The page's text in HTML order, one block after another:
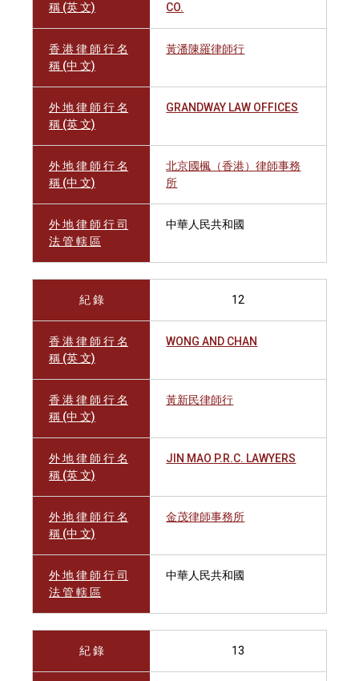
稱 (英 文)
CO.
香 港 律 師 行 名
稱 (中 文)
黃潘陳羅律師行
外 地 律 師 行 名
稱 (英 文)
GRANDWAY LAW OFFICES
外 地 律 師 行 名
稱 (中 文)
北京國楓（香港）律師事務
所
外 地 律 師 行 司
法 管 轄 區
中華人民共和國
紀 錄 12
香 港 律 師 行 名
稱 (英 文)
WONG AND CHAN
香 港 律 師 行 名
稱 (中 文)
黃新民律師行
外 地 律 師 行 名
稱 (英 文)
JIN MAO P.R.C. LAWYERS
外 地 律 師 行 名
稱 (中 文)
金茂律師事務所
外 地 律 師 行 司
法 管 轄 區
中華人民共和國
紀 錄 13